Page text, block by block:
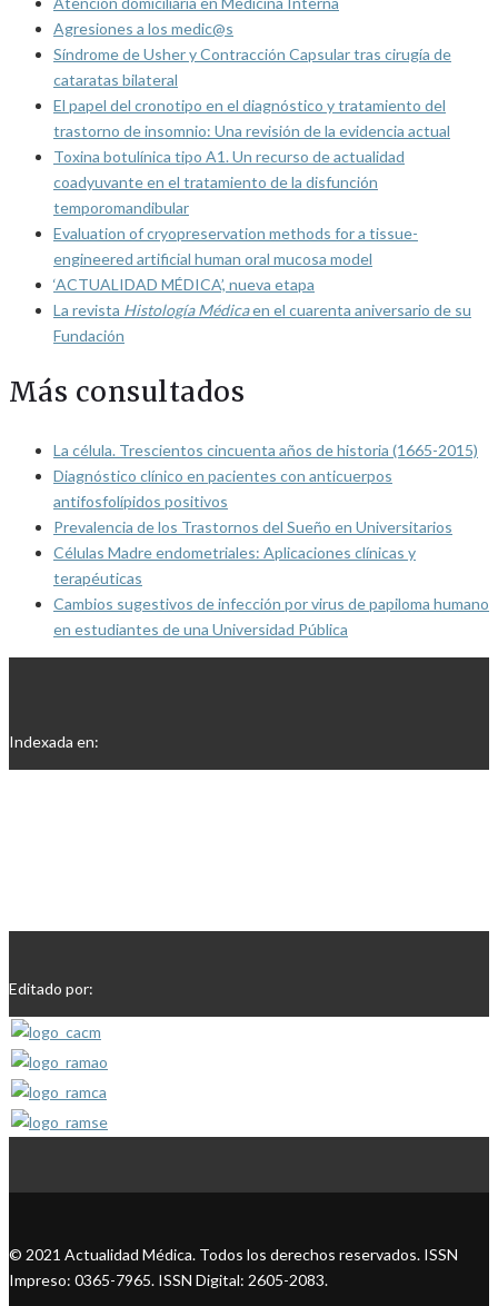
Agresiones a los medic@s
Síndrome de Usher y Contracción Capsular tras cirugía de
cataratas bilateral
El papel del cronotipo en el diagnóstico y tratamiento del
trastorno de insomnio: Una revisión de la evidencia actual
Toxina botulínica tipo A1. Un recurso de actualidad
coadyuvante en el tratamiento de la disfunción
temporomandibular
Evaluation of cryopreservation methods for a tissue-
engineered artificial human oral mucosa model
‘ACTUALIDAD MÉDICA’, nueva etapa
La revista Histología Médicaen el cuarenta aniversario de su
Fundación
Más consultados
La célula. Trescientos cincuenta años de historia (1665-2015)
Diagnóstico clínico en pacientes con anticuerpos
antifosfolípidos positivos
Prevalencia de los Trastornos del Sueño en Universitarios
Células Madre endometriales: Aplicaciones clínicas y
terapéuticas
Cambios sugestivos de infección por virus de papiloma humano
en estudiantes de una Universidad Pública
Indexada en:
Editado por:
© 2021 Actualidad Médica. Todos los derechos reservados. ISSN
Impreso: 0365-7965. ISSN Digital: 2605-2083.